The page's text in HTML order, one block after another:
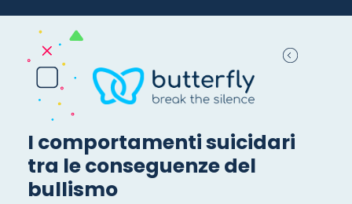
I comportamenti suicidari
tra le conseguenze del
bullismo